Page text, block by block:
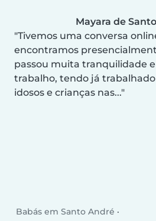
Mayara de
Tivemos uma conversa
encontramos
passou muita tranquilidade
trabalho, tendo já
idosos e crianças nas...
Babás em Santo André